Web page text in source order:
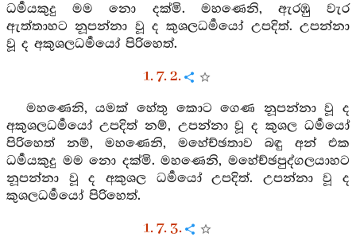
ධර්‍මයකුදු මම නො දක්මි. මහණෙනි, ඇරඹු වැර
ඇත්තාහට නූපන්නා වූ ද කුශලධර්‍මයෝ උපදිත්. උපන්නා
වූ ද අකුශලධර්‍මයෝ පිරිහෙත්.
1. 7. 2.
මහණෙනි, යමක් හේතු කොට ගෙණ නූපන්නා වූ ද
අකුශලධර්‍මයෝ උපදිත් නම්, උපන්නා වූ ද කුශල ධර්‍මයෝ
පිරිහෙත් නම්, මහණෙනි, මහේච්ඡතාව බඳු අන් එක
ධර්‍මයකුදු මම නො දක්මි. මහණෙනි, මහේච්ඡපුද්ගලයාහට
නූපන්නා වූ ද අකුශල ධර්‍මයෝ උපදිත්. උපන්නා වූ ද
කුශලධර්‍මයෝ පිරිහෙත්.
1. 7. 3.